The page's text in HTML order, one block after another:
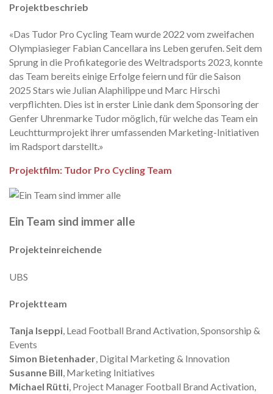
Projektbeschrieb
«Das Tudor Pro Cycling Team wurde 2022 vom zweifachen
Olympiasieger Fabian Cancellara ins Leben gerufen. Seit dem
Sprung in die Profikategorie des Weltradsports 2023, konnte
das Team bereits einige Erfolge feiern und für die Saison
2025 Stars wie Julian Alaphilippe und Marc Hirschi
verpflichten. Dies ist in erster Linie dank dem Sponsoring der
Genfer Uhrenmarke Tudor möglich, für welche das Team ein
Leuchtturmprojekt ihrer umfassenden Marketing-Initiativen
im Radsport darstellt.»
Projektfilm: Tudor Pro Cycling Team
Ein Team sind immer alle
Projekteinreichende
UBS
Projektteam
Tanja Iseppi, Lead Football Brand Activation, Sponsorship &
Events
Simon Bietenhader, Digital Marketing & Innovation
Susanne Bill, Marketing Initiatives
Michael Rütti, Project Manager Football Brand Activation,